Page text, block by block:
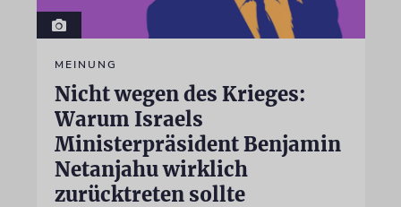
MEINUNG
Nicht wegen des Krieges:
Warum Israels
Ministerpräsident Benjamin
Netanjahu wirklich
zurücktreten sollte